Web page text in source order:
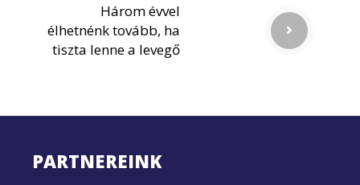
Három évvel
élhetnénk tovább, ha
tiszta lenne a levegő
PARTNEREINK